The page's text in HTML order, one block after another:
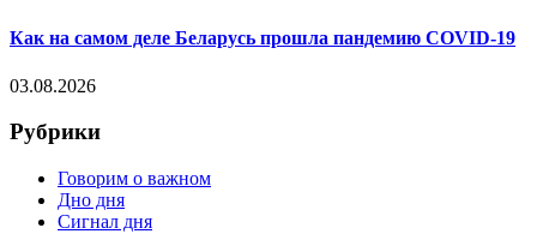
Как на самом деле Беларусь прошла пандемию COVID-19
03.08.2026
Рубрики
Говорим о важном
Дно дня
Сигнал дня